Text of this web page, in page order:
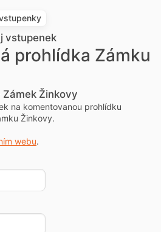
vstupenek
prohlídka Zámku
Žinkovy
na komentovanou prohlídku
Žinkovy.
webu.